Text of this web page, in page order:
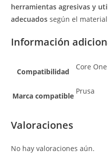
herramientas agresivas y
adecuados según el
Información
Compatibilidad
Core
Marca compatible
Prusa
Valoraciones
No hay valoraciones aún.